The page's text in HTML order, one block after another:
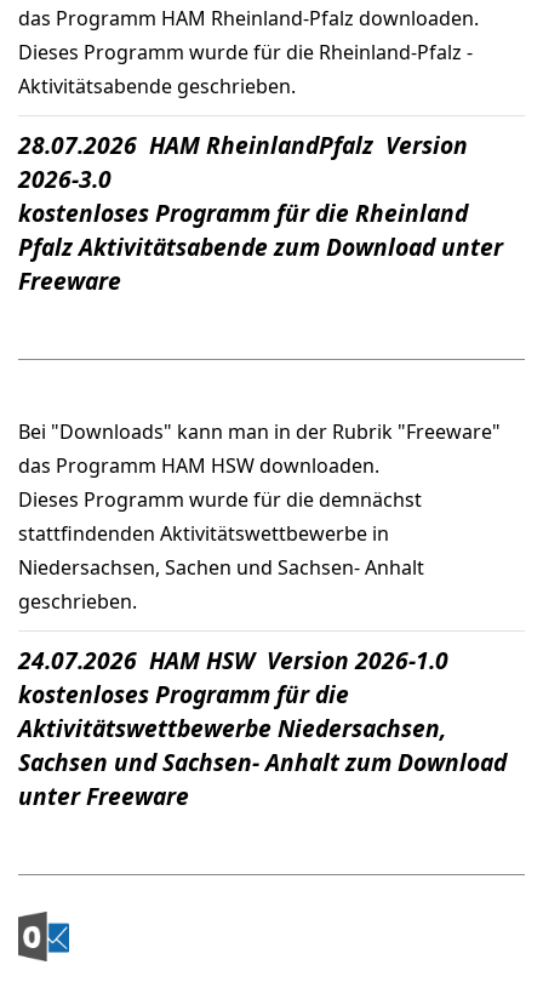
das Programm HAM Rheinland-Pfalz downloaden.
Dieses Programm wurde für die Rheinland-Pfalz -
Aktivitätsabende geschrieben.
28.07.2026 HAM RheinlandPfalz Version
2026-3.0
kostenloses Programm für die Rheinland
Pfalz Aktivitätsabende zum Download unter
Freeware
Bei "Downloads" kann man in der Rubrik "Freeware"
das Programm HAM HSW downloaden.
Dieses Programm wurde für die demnächst
stattfindenden Aktivitätswettbewerbe in
Niedersachsen, Sachen und Sachsen- Anhalt
geschrieben.
24.07.2026 HAM HSW Version 2026-1.0
kostenloses Programm für die
Aktivitätswettbewerbe Niedersachsen,
Sachsen und Sachsen- Anhalt zum Download
unter Freeware